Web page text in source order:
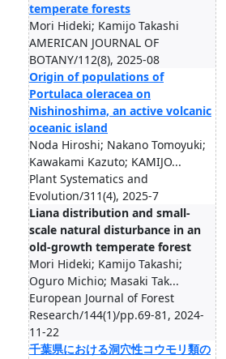
temperate forests
Mori Hideki; Kamijo Takashi
AMERICAN JOURNAL OF
BOTANY/112(8), 2025-08
Origin of populations of
Portulaca oleracea on
Nishinoshima, an active volcanic
oceanic island
Noda Hiroshi; Nakano Tomoyuki;
Kawakami Kazuto; KAMIJO...
Plant Systematics and
Evolution/311(4), 2025-7
Liana distribution and small-
scale natural disturbance in an
old-growth temperate forest
Mori Hideki; Kamijo Takashi;
Oguro Michio; Masaki Tak...
European Journal of Forest
Research/144(1)/pp.69-81, 2024-
11-22
千葉県における洞穴性コウモリ類の